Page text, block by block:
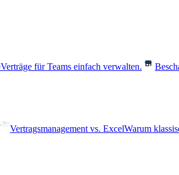
Verträge für Teams einfach verwalten.
Vertragsmanagement vs. ExcelWarum